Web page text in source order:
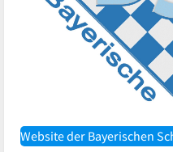
Website der Bayerischen